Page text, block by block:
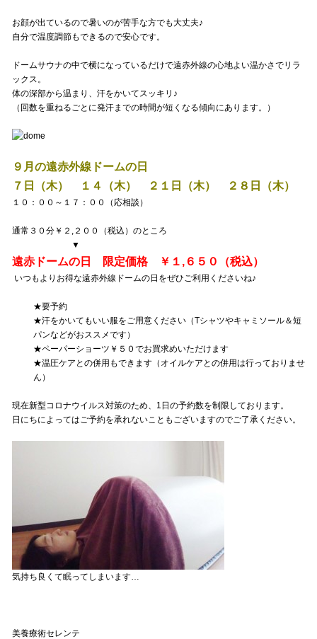
お顔が出ているので暑いのが苦手な方でも大丈夫♪
自分で温度調節もできるので安心です。
ドームサウナの中で横になっているだけで遠赤外線の心地よい温かさでリラ
ックス。
体の深部から温まり、汗をかいてスッキリ♪
（回数を重ねるごとに発汗までの時間が短くなる傾向にあります。）
９月の遠赤外線ドームの日
７日（木） １４（木） ２１日（木） ２８日（木）
１０：００～１７：００（応相談）
通常３０分￥２,２００（税込）のところ
▼
遠赤ドームの日 限定価格 ￥１,６５０（税込）
いつもよりお得な遠赤外線ドームの日をぜひご利用くださいね♪
★要予約
★汗をかいてもいい服をご用意ください（Tシャツやキャミソール＆短
パンなどがおススメです）
★ペーパーショーツ￥５０でお買求めいただけます
★温圧ケアとの併用もできます（オイルケアとの併用は行っておりませ
ん）
現在新型コロナウイルス対策のため、1日の予約数を制限しております。
日にちによってはご予約を承れないこともございますのでご了承ください。
気持ち良くて眠ってしまいます…
美養療術セレンテ